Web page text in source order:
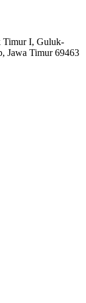
Timur I, Guluk-
Jawa Timur 69463